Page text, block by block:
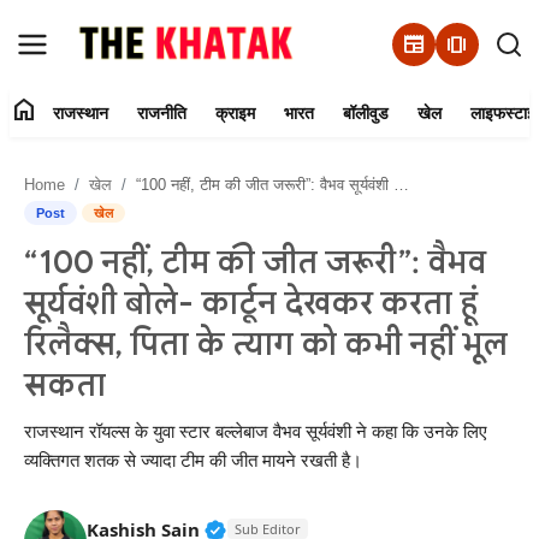
newspaper amp_stories
Contact Us
राजस्थान
राजनीति
क्राइम
भारत
बॉलीवुड
home राजस्थान राजनीति क्राइम भारत बॉलीवुड खेल
Home खेल “100 नहीं, टीम की जीत जरूरी”: वैभव सूर्यवंशी बोले- कार्टून देखकर करता हूं रिलैक्स, पिता के त्याग को कभी नहीं भूल सकता
Post खेल
“100 नहीं, टीम की जीत जरूरी”: वैभव
सूर्यवंशी बोले- कार्टून देखकर करता हूं
रिलैक्स, पिता के त्याग को कभी नहीं भूल
सकता
राजस्थान रॉयल्स के युवा स्टार बल्लेबाज वैभव सूर्यवंशी ने कहा कि उनके लिए
व्यक्तिगत शतक से ज्यादा टीम की जीत मायने रखती है।
Kashish Sain Verified Public Figure • 11 Jun,
Sub Editor